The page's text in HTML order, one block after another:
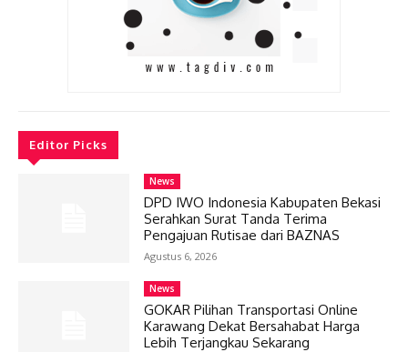
Editor Picks
News
DPD IWO Indonesia Kabupaten Bekasi
Serahkan Surat Tanda Terima
Pengajuan Rutisae dari BAZNAS
Agustus 6, 2026
News
GOKAR Pilihan Transportasi Online
Karawang Dekat Bersahabat Harga
Lebih Terjangkau Sekarang